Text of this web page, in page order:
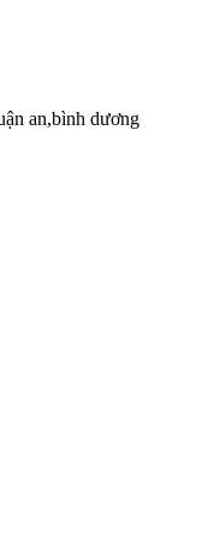
an,bình dương